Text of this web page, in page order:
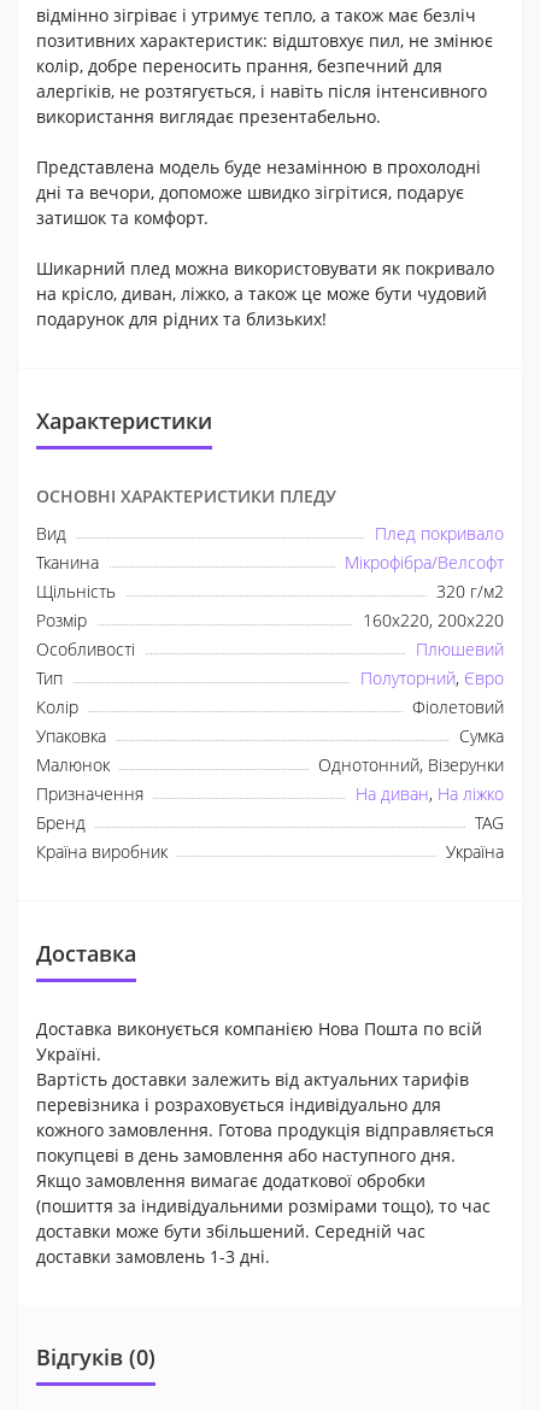
відмінно зігріває і утримує тепло, а також має безліч
позитивних характеристик: відштовхує пил, не змінює
колір, добре переносить прання, безпечний для
алергіків, не розтягується, і навіть після інтенсивного
використання виглядає презентабельно.
Представлена ​​модель буде незамінною в прохолодні
дні та вечори, допоможе швидко зігрітися, подарує
затишок та комфорт.
Шикарний плед можна використовувати як покривало
на крісло, диван, ліжко, а також це може бути чудовий
подарунок для рідних та близьких!
Характеристики
ОСНОВНІ ХАРАКТЕРИСТИКИ ПЛЕДУ
Вид
Плед покривало
Тканина
Мікрофібра/Велсофт
Щільність
320 г/м2
Розмір
160x220, 200x220
Особливості
Плюшевий
Тип
Полуторний, Євро
Колір
Фіолетовий
Упаковка
Сумка
Малюнок
Однотонний, Візерунки
Призначення
На диван, На ліжко
Бренд
TAG
Країна виробник
Україна
Доставка
Доставка виконується компанією Нова Пошта по всій
Україні.
Вартість доставки залежить від актуальних тарифів
перевізника і розраховується індивідуально для
кожного замовлення. Готова продукція відправляється
покупцеві в день замовлення або наступного дня.
Якщо замовлення вимагає додаткової обробки
(пошиття за індивідуальними розмірами тощо), то час
доставки може бути збільшений. Середній час
доставки замовлень 1-3 дні.
Відгуків (0)